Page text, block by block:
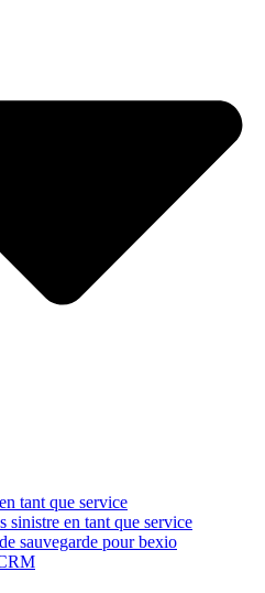
tant que service
sinistre en tant que service
sauvegarde pour bexio